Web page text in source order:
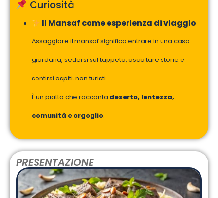
Curiosità
Il Mansaf come esperienza di viaggio
Assaggiare il mansaf significa entrare in una casa
giordana, sedersi sul tappeto, ascoltare storie e
sentirsi ospiti, non turisti.
È un piatto che racconta deserto, lentezza,
comunità e orgoglio.
PRESENTAZIONE